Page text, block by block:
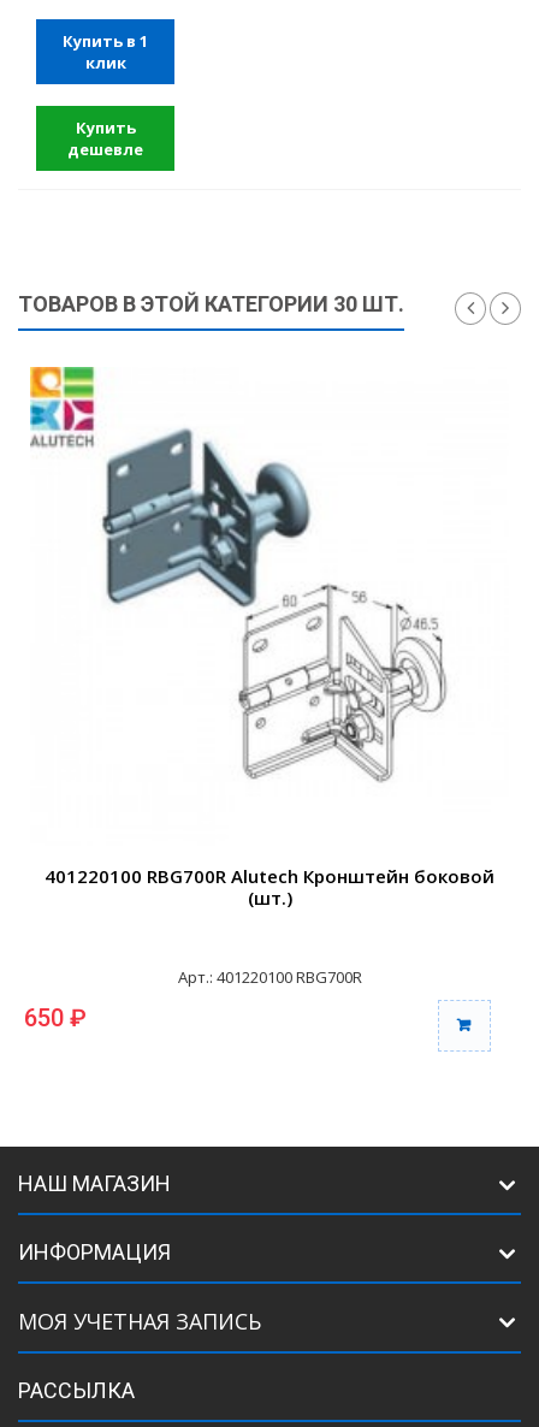
Купить в 1
клик
Купить
дешевле
ТОВАРОВ В ЭТОЙ КАТЕГОРИИ 30 ШТ.
401220100 RBG700R Alutech Кронштейн боковой
(шт.)
Арт.: 401220100 RBG700R
650 ₽
НАШ МАГАЗИН
ИНФОРМАЦИЯ
МОЯ УЧЕТНАЯ ЗАПИСЬ
РАССЫЛКА